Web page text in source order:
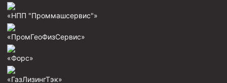
Фрезеры арбузообразные
Калибраторы расширители
Фрезеры Барракуда
«НПП "Проммашсервис"»
«ПромГеоФизСервис»
«Форс»
«ГазЛизингТэк»